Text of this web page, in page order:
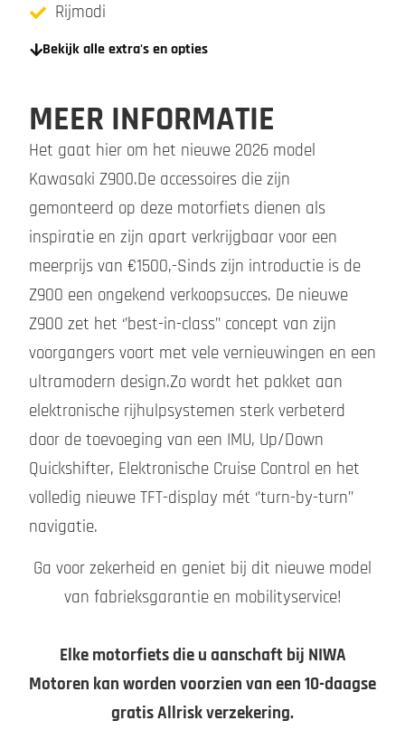
Rijmodi
Bekijk alle extra's en opties
MEER INFORMATIE
Het gaat hier om het nieuwe 2026 model
Kawasaki Z900.De accessoires die zijn
gemonteerd op deze motorfiets dienen als
inspiratie en zijn apart verkrijgbaar voor een
meerprijs van €1500,-Sinds zijn introductie is de
Z900 een ongekend verkoopsucces. De nieuwe
Z900 zet het ‘’best-in-class’’ concept van zijn
voorgangers voort met vele vernieuwingen en een
ultramodern design.Zo wordt het pakket aan
elektronische rijhulpsystemen sterk verbeterd
door de toevoeging van een IMU, Up/Down
Quickshifter, Elektronische Cruise Control en het
volledig nieuwe TFT-display mét ‘’turn-by-turn’’
navigatie.
Ga voor zekerheid en geniet bij dit nieuwe model
van fabrieksgarantie en mobilityservice!
Elke motorfiets die u aanschaft bij NIWA
Motoren kan worden voorzien van een 10-daagse
gratis Allrisk verzekering.